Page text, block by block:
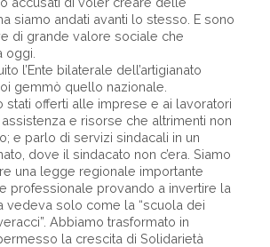
siamo andati avanti lo stesso. E sono
di grande valore sociale che
oggi.
l’Ente bilaterale dell’artigianato
gemmò quello nazionale.
stati offerti alle imprese e ai lavoratori
e risorse che altrimenti non
e parlo di servizi sindacali in un
dove il sindacato non c’era. Siamo
una legge regionale importante
professionale provando a invertire la
vedeva solo come la “scuola dei
Abbiamo trasformato in
la crescita di Solidarietà